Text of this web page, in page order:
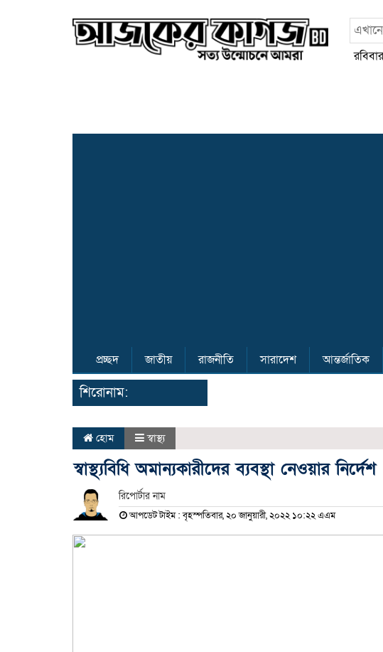
প্রচ্ছদ জাতীয় রাজনীতি সারাদেশ আন্তর্জাতিক
শিরোনাম:
হোম স্বাস্থ্য
স্বাস্থ্যবিধি অমান্যকারীদের ব্যবস্থা নেওয়ার নির্দেশ
রিপোর্টার নাম
আপডেট টাইম : বৃহস্পতিবার, ২০ জানুয়ারী, ২০২২ ১০:২২ এএম